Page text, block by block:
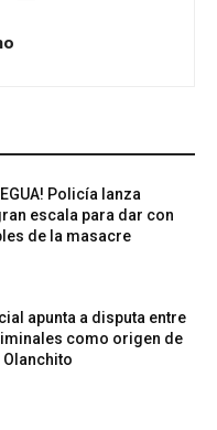
Policía lanza
escala para dar con
de la masacre
apunta a disputa entre
como origen de